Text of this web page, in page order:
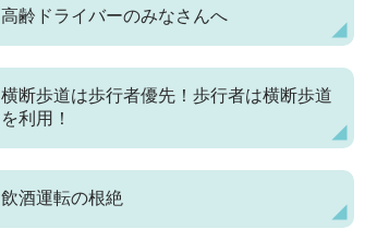
高齢ドライバーのみなさんへ
横断歩道は歩行者優先！歩行者は横断歩道
を利用！
飲酒運転の根絶